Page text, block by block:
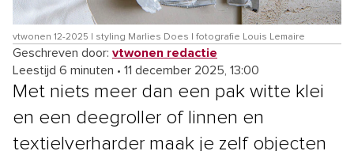
vtwonen 12-2025 | styling Marlies Does | fotografie Louis Lemaire
Geschreven door: vtwonen redactie
Leestijd 6 minuten • 11 december 2025, 13:00
Met niets meer dan een pak witte klei
en een deegroller of linnen en
textielverharder maak je zelf objecten